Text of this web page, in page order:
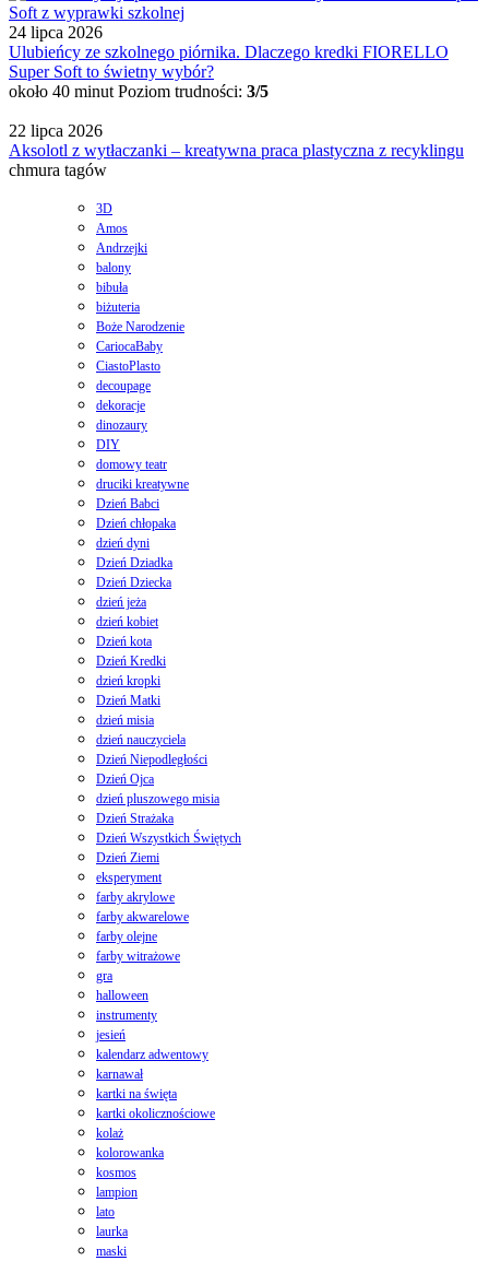
24 lipca 2026
Ulubieńcy ze szkolnego piórnika. Dlaczego kredki FIORELLO
Super Soft to świetny wybór?
około 40 minut Poziom trudności: 3/5
22 lipca 2026
Aksolotl z wytłaczanki – kreatywna praca plastyczna z recyklingu
chmura tagów
3D
Amos
Andrzejki
balony
bibuła
biżuteria
Boże Narodzenie
CariocaBaby
CiastoPlasto
decoupage
dekoracje
dinozaury
DIY
domowy teatr
druciki kreatywne
Dzień Babci
Dzień chłopaka
dzień dyni
Dzień Dziadka
Dzień Dziecka
dzień jeża
dzień kobiet
Dzień kota
Dzień Kredki
dzień kropki
Dzień Matki
dzień misia
dzień nauczyciela
Dzień Niepodległości
Dzień Ojca
dzień pluszowego misia
Dzień Strażaka
Dzień Wszystkich Świętych
Dzień Ziemi
eksperyment
farby akrylowe
farby akwarelowe
farby olejne
farby witrażowe
gra
halloween
instrumenty
jesień
kalendarz adwentowy
karnawał
kartki na święta
kartki okolicznościowe
kolaż
kolorowanka
kosmos
lampion
lato
laurka
maski